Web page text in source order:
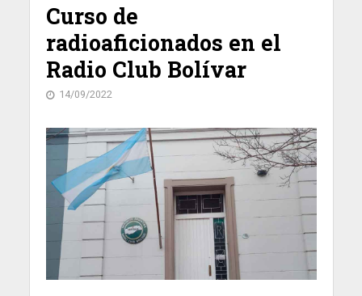
Curso de
radioaficionados en el
Radio Club Bolívar
14/09/2022